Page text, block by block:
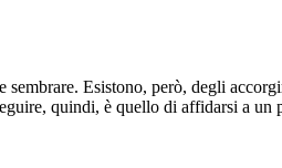
sembrare. Esistono, però, degli
quindi, è quello di affidarsi a un